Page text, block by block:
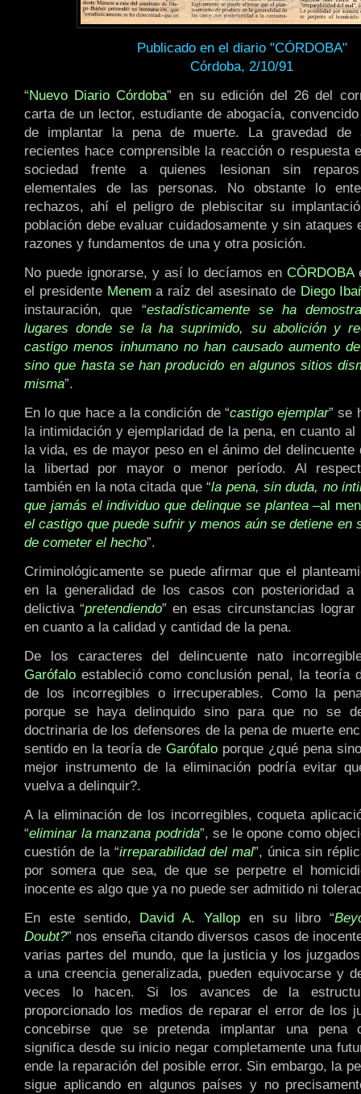
Publicado en el diario "CÓRDOBA"
Córdoba, 2/10/91
“Nuevo Diario Córdoba” en su edición del 26 del
carta de un lector, estudiante de abogacía,
de implantar la pena de muerte. La gravedad de
recientes hace comprensible la reacción o respuesta
sociedad frente a quienes lesionan sin
elementales de las personas. No obstante lo
rechazos, ahí el peligro de plebiscitar su
población debe evaluar cuidadosamente y sin ataques
razones y fundamentos de una y otra posición.
No puede ignorarse, y así lo decíamos en CÓRDOBA
el presidente Menem a raíz del asesinato de Diego
instauración, que “estadísticamente se ha
lugares donde se la ha suprimido, su abolición y
castigo menos inhumano no han causado aumento
sino que hasta se han producido en algunos sitios
misma”.
En lo que hace a la condición de “castigo ejemplar” se
la intimidación y ejemplaridad de la pena, en cuanto al
la vida, es de mayor peso en el ánimo del delincuente
la libertad por mayor o menor período. Al
también en la nota citada que “la pena, sin duda, no
que jamás el individuo que delinque se plantea –al
el castigo que puede sufrir y menos aún se detiene en
de cometer el hecho”.
Criminológicamente se puede afirmar que el
en la generalidad de los casos con posterioridad a
delictiva “pretendiendo” en esas circunstancias
en cuanto a la calidad y cantidad de la pena.
De los caracteres del delincuente nato
Garófalo estableció como conclusión penal, la teoría
de los incorregibles o irrecuperables. Como la
porque se haya delinquido sino para que no se
doctrinaria de los defensores de la pena de muerte
sentido en la teoría de Garófalo porque ¿qué pena
mejor instrumento de la eliminación podría evitar
vuelva a delinquir?.
A la eliminación de los incorregibles, coqueta
“eliminar la manzana podrida”, se le opone como
cuestión de la “irreparabilidad del mal”, única sin
por somera que sea, de que se perpetre el
inocente es algo que ya no puede ser admitido ni
En este sentido, David A. Yallop en su libro “
Doubt?” nos enseña citando diversos casos de
varias partes del mundo, que la justicia y los
a una creencia generalizada, pueden equivocarse y
veces lo hacen. Si los avances de la
proporcionado los medios de reparar el error de los
concebirse que se pretenda implantar una pena
significa desde su inicio negar completamente una
ende la reparación del posible error. Sin embargo, la
sigue aplicando en algunos países y no